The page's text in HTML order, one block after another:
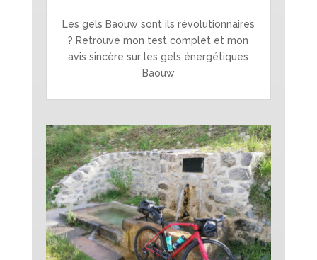
Les gels Baouw sont ils révolutionnaires
? Retrouve mon test complet et mon
avis sincère sur les gels énergétiques
Baouw